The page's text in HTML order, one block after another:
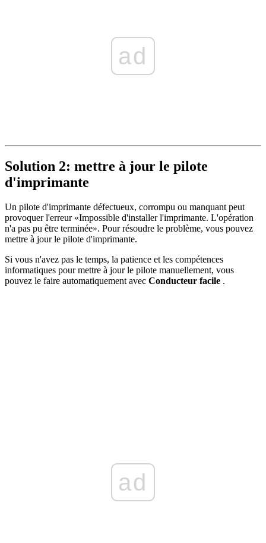
ad
Solution 2: mettre à jour le pilote
d'imprimante
Un pilote d'imprimante défectueux, corrompu ou manquant peut
provoquer l'erreur «Impossible d'installer l'imprimante. L'opération
n'a pas pu être terminée». Pour résoudre le problème, vous pouvez
mettre à jour le pilote d'imprimante.
Si vous n'avez pas le temps, la patience et les compétences
informatiques pour mettre à jour le pilote manuellement, vous
pouvez le faire automatiquement avec Conducteur facile .
ad